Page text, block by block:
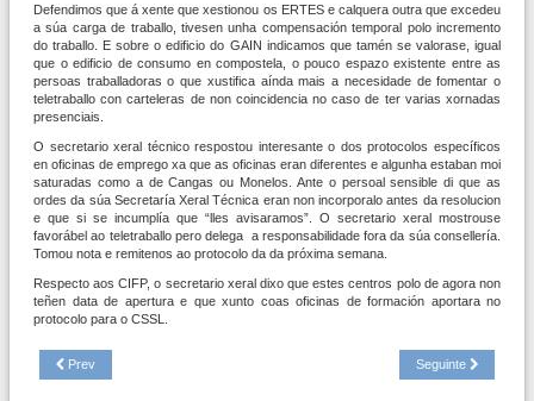
Defendimos que á xente que xestionou os ERTES e calquera outra que excedeu
a súa carga de traballo, tivesen unha compensación temporal polo incremento
do traballo. E sobre o edificio do GAIN indicamos que tamén se valorase, igual
que o edificio de consumo en compostela, o pouco espazo existente entre as
persoas traballadoras o que xustifica aínda mais a necesidade de fomentar o
teletraballo con carteleras de non coincidencia no caso de ter varias xornadas
presenciais.
O secretario xeral técnico respostou interesante o dos protocolos específicos
en oficinas de emprego xa que as oficinas eran diferentes e algunha estaban moi
saturadas como a de Cangas ou Monelos. Ante o persoal sensible di que as
ordes da súa Secretaría Xeral Técnica eran non incorporalo antes da resolucion
e que si se incumplía que “lles avisaramos”. O secretario xeral mostrouse
favorábel ao teletraballo pero delega a responsabilidade fora da súa consellería.
Tomou nota e remitenos ao protocolo da da próxima semana.
Respecto aos CIFP, o secretario xeral dixo que estes centros polo de agora non
teñen data de apertura e que xunto coas oficinas de formación aportara no
protocolo para o CSSL.
Prev Seguinte